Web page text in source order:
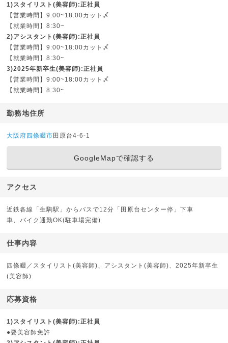
1)スタイリスト(美容師):正社員
【営業時間】9:00~18:00カット〆
【就業時間】8:30~
2)アシスタント(美容師):正社員
【営業時間】9:00~18:00カット〆
【就業時間】8:30~
3)2025年新卒生(美容師):正社員
【営業時間】9:00~18:00カット〆
【就業時間】8:30~
勤務地住所
大阪府四條畷市田原台4-6-1
GoogleMapで確認する
アクセス
近鉄各線「生駒駅」からバスで12分「田原台センター停」下車
車、バイク通勤OK(駐車場完備)
仕事内容
四條畷／スタイリスト(美容師)、アシスタント(美容師)、2025年新卒生
(美容師)
応募資格
1)スタイリスト(美容師):正社員
●要美容師免許